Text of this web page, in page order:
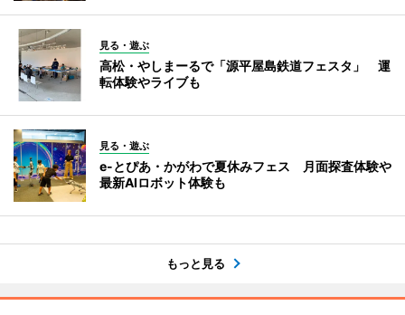
見る・遊ぶ
高松・やしまーるで「源平屋島鉄道フェスタ」 運
転体験やライブも
見る・遊ぶ
e-とぴあ・かがわで夏休みフェス 月面探査体験や
最新AIロボット体験も
もっと見る